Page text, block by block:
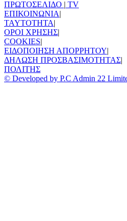
ΠΡΩΤΟΣΕΛΙΔΟ | TV
ΕΠΙΚΟΙΝΩΝΙΑ|
TAYTOTHTA|
ΟΡΟΙ ΧΡΗΣΗΣ|
COOKIES|
ΕΙΔΟΠΟΙΗΣΗ ΑΠΟΡΡΗΤΟΥ|
ΔΗΛΩΣΗ ΠΡΟΣΒΑΣΙΜΟΤΗΤΑΣ|
ΠΟΛΙΤΗΣ
© Developed by P.C Admin 22